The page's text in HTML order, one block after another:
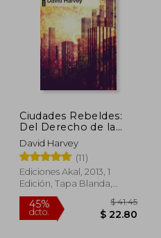
45%
dcto.
Ciudades Rebeldes:
Del Derecho de la
Ciudad a la
Revolución Urbana
David Harvey
(11)
Ediciones Akal, 2013, 1
Edición, Tapa Blanda,
Nuevo